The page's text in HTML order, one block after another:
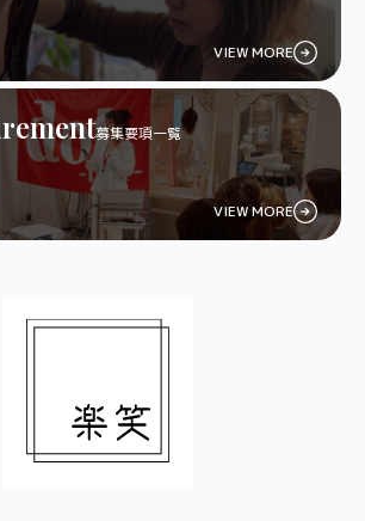
VIEW MORE
募集要項一覧
VIEW MORE